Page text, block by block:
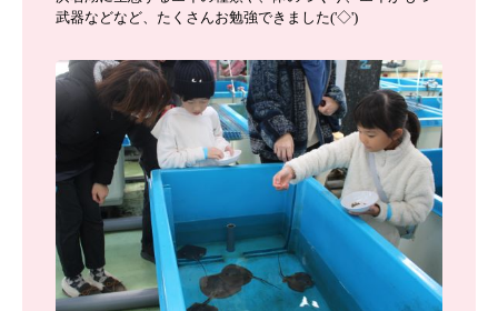
武器などなど、たくさんお勉強できました('◇')ゞ